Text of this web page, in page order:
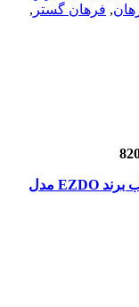
, فرهان گستر ,
– قابلیت اندازه گیری مولتی فانکشن قلمی آب برند EZDO مدل